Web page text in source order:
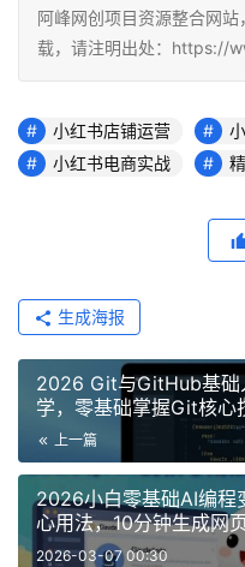
阿峰网创项目资源整合网
载，请注明出处：https://
小红书店铺运营
小红书电商实战
生成海报
2026 Git与GitHub基础
学，零基础掌握Git核心
上一篇
2026小白零基础AI编
心用法，10分钟生成网
2026-03-07 00:30